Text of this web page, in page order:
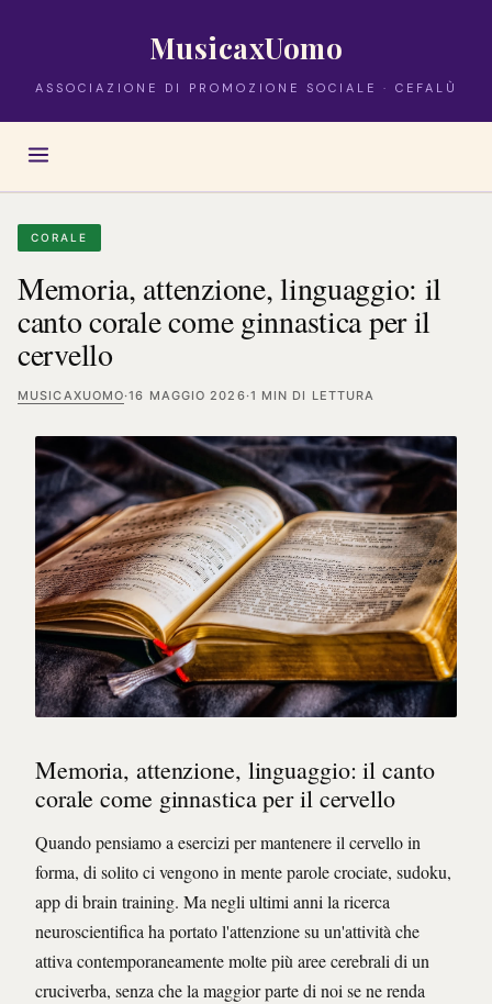
MusicaxUomo
ASSOCIAZIONE DI PROMOZIONE SOCIALE · CEFALÙ
CORALE
Memoria, attenzione, linguaggio: il
canto corale come ginnastica per il
cervello
MUSICAXUOMO·16 MAGGIO 2026·1 MIN DI LETTURA
Memoria, attenzione, linguaggio: il canto
corale come ginnastica per il cervello
Quando pensiamo a esercizi per mantenere il cervello in
forma, di solito ci vengono in mente parole crociate, sudoku,
app di brain training. Ma negli ultimi anni la ricerca
neuroscientifica ha portato l'attenzione su un'attività che
attiva contemporaneamente molte più aree cerebrali di un
cruciverba, senza che la maggior parte di noi se ne renda